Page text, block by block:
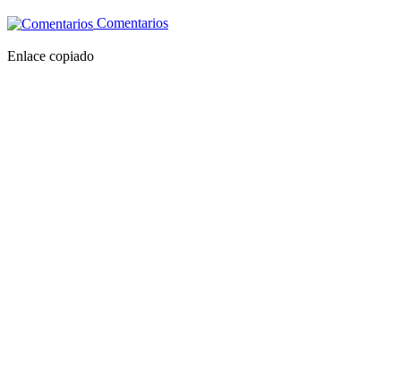
Comentarios
Enlace copiado